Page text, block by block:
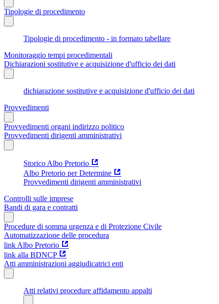
Tipologie di procedimento
Tipologie di procedimento - in formato tabellare
Monitoraggio tempi procedimentali
Dichiarazioni sostitutive e acquisizione d'ufficio dei dati
dichiarazione sostitutive e acquisizione d'ufficio dei dati
Provvedimenti
Provvedimenti organi indirizzo politico
Provvedimenti dirigenti amministrativi
Storico Albo Pretorio
Albo Pretorio per Determine
Provvedimenti dirigenti amministrativi
Controlli sulle imprese
Bandi di gara e contratti
Procedure di somma urgenza e di Protezione Civile
Automatizzazione delle procedura
link Albo Pretorio
link alla BDNCP
Atti amministrazioni aggiudicatrici enti
Atti relativi procedure affidamento appalti